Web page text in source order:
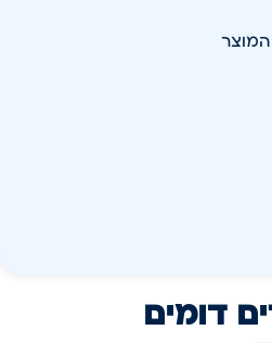
המוצר
דומים